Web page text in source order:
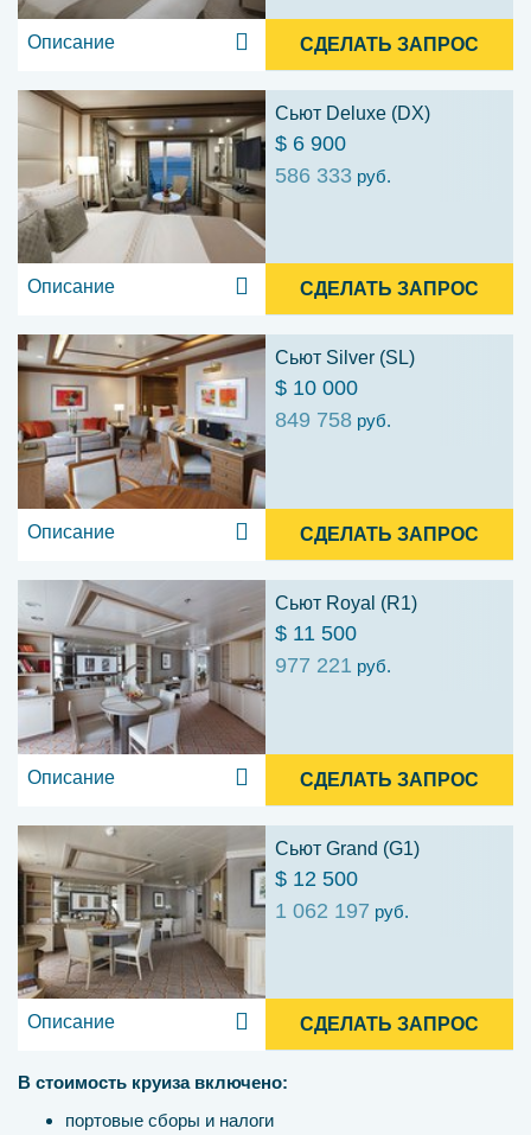
Описание СДЕЛАТЬ ЗАПРОС
Сьют Deluxe (DX)
$ 6 900
586 333 руб.
Описание СДЕЛАТЬ ЗАПРОС
Сьют Silver (SL)
$ 10 000
849 758 руб.
Описание СДЕЛАТЬ ЗАПРОС
Сьют Royal (R1)
$ 11 500
977 221 руб.
Описание СДЕЛАТЬ ЗАПРОС
Сьют Grand (G1)
$ 12 500
1 062 197 руб.
Описание СДЕЛАТЬ ЗАПРОС
В стоимость круиза включено:
портовые сборы и налоги